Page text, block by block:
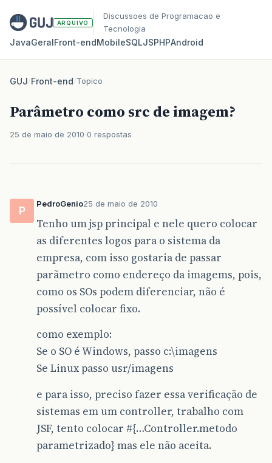
ARQUIVO
Discussoes de Programacao e
Tecnologia
JavaGeralFront‑endMobileSQLJSPHPAndroid
GUJ/Front-end/Topico
Parâmetro como src de imagem?
25 de maio de 2010 0 respostas
P
PedroGenio25 de maio de 2010
Tenho um jsp principal e nele quero colocar
as diferentes logos para o sistema da
empresa, com isso gostaria de passar
parãmetro como endereço da imagems, pois,
como os SOs podem diferenciar, não é
possível colocar fixo.
como exemplo:
Se o SO é Windows, passo c:\imagens
Se Linux passo usr/imagens
e para isso, preciso fazer essa verificação de
sistemas em um controller, trabalho com
JSF, tento colocar #{…Controller.metodo
parametrizado} mas ele não aceita.